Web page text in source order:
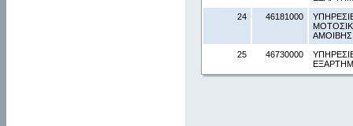
24
46181000
25
46730000